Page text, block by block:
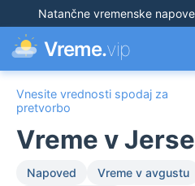
Natančne vremenske
Vreme.vip
Vnesite vrednosti spodaj za
pretvorbo
Vreme v
Napoved Vreme v avgustu